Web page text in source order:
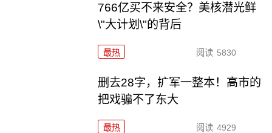
766亿买不来安全？美核潜光鲜
\"大计划\"的背后
最热 阅读 5830
删去28字，扩军一整本！高市的
把戏骗不了东大
最热 阅读 4929